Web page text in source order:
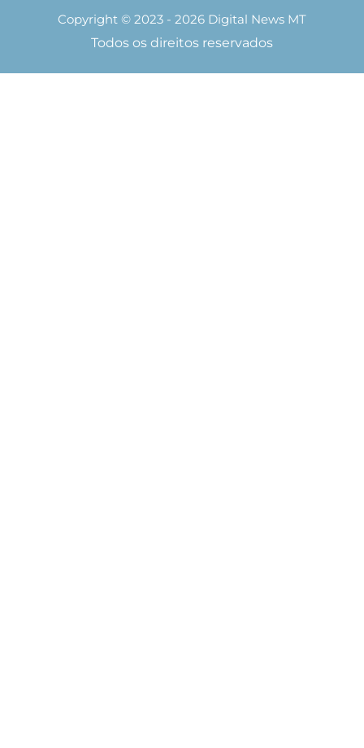
Copyright © 2023 - 2026 Digital News MT
Todos os direitos reservados